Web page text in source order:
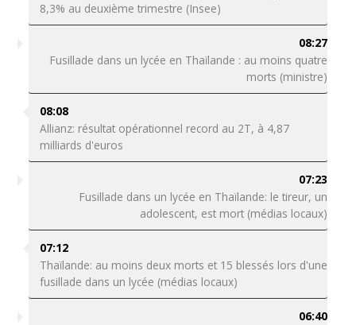
8,3% au deuxième trimestre (Insee)
08:27
Fusillade dans un lycée en Thaïlande : au moins quatre
morts (ministre)
08:08
Allianz: résultat opérationnel record au 2T, à 4,87
milliards d'euros
07:23
Fusillade dans un lycée en Thaïlande: le tireur, un
adolescent, est mort (médias locaux)
07:12
Thaïlande: au moins deux morts et 15 blessés lors d'une
fusillade dans un lycée (médias locaux)
06:40